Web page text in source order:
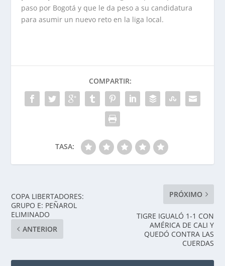
paso por Bogotá y que le da peso a su candidatura
para asumir un nuevo reto en la liga local.
COMPARTIR:
TASA:
COPA LIBERTADORES:
GRUPO E: PEÑAROL
ELIMINADO
ANTERIOR
PRÓXIMO
TIGRE IGUALÓ 1-1 CON
AMÉRICA DE CALI Y
QUEDÓ CONTRA LAS
CUERDAS